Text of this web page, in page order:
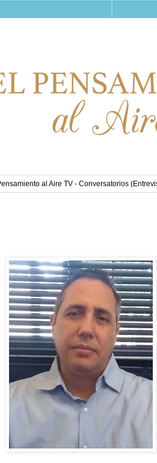
al Aire TV - Conversatorios